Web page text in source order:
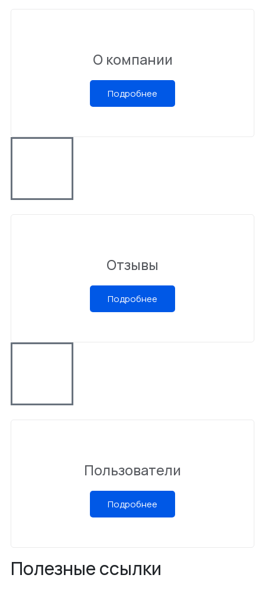
О компании
Подробнее
Отзывы
Подробнее
Пользователи
Подробнее
Полезные ссылки